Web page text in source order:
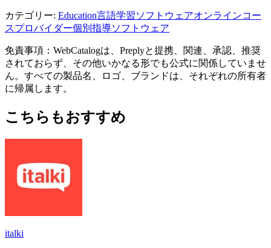
カテゴリー: Education言語学習ソフトウェアオンラインコー
スプロバイダー個別指導ソフトウェア
免責事項：WebCatalogは、Preplyと提携、関連、承認、推奨
されておらず、その他いかなる形でも公式に関係していませ
ん。すべての製品名、ロゴ、ブランドは、それぞれの所有者
に帰属します。
こちらもおすすめ
italki